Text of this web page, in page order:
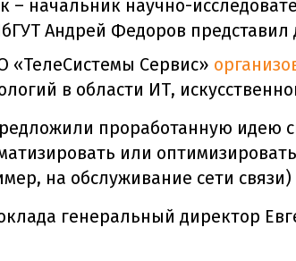
– начальник научно-
Андрей Федоров представил
«ТелеCистемы Cервис»
в области ИТ,
проработанную идею
или
на обслуживание сети
генеральный директор